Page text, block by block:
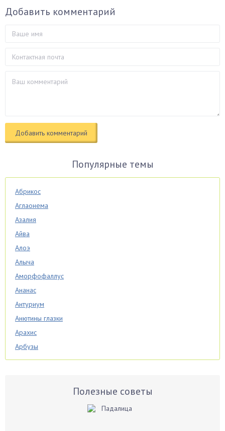
Добавить комментарий
Популярные темы
Абрикос
Аглаонема
Азалия
Айва
Алоэ
Алыча
Аморфофаллус
Ананас
Антуриум
Анютины глазки
Арахис
Арбузы
Аспарагус
Полезные советы